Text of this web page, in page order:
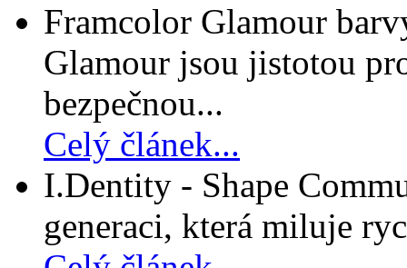
Framcolor Glamour
Glamour jsou jistotou
bezpečnou...
Celý článek...
I.Dentity - Shape
generaci, která miluje